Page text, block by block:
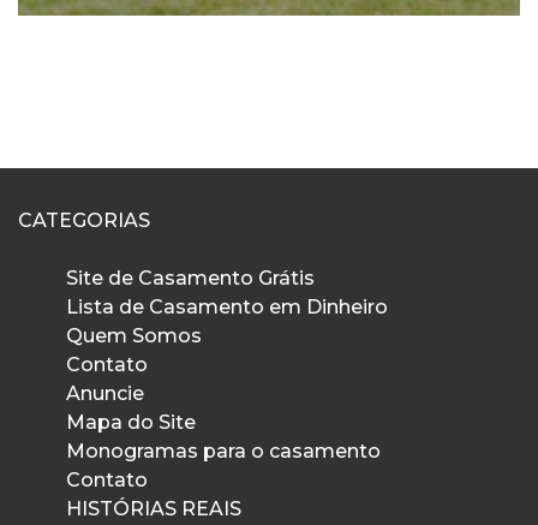
CATEGORIAS
Site de Casamento Grátis
Lista de Casamento em Dinheiro
Quem Somos
Contato
Anuncie
Mapa do Site
Monogramas para o casamento
Contato
HISTÓRIAS REAIS